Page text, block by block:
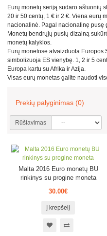
Eurų monetų seriją sudaro aštuonių
20 ir 50 centų, 1 € ir 2 €. Viena eurų
nacionalinė. Pagal nacionalinę pusę
Monetų bendrųjų pusių dizainą
monetų kalyklos.
Eurų monetose atvaizduota
simbolizuoja ES vienybę. 1, 2 ir 5
Europa kartu su Afrika ir Azija.
Visas eurų monetas galite naudoti
Prekių palyginimas (0)
Rūšiavimas
Malta 2016 Euro monetų BU
rinkinys su progine moneta
30.00€
Į krepšelį